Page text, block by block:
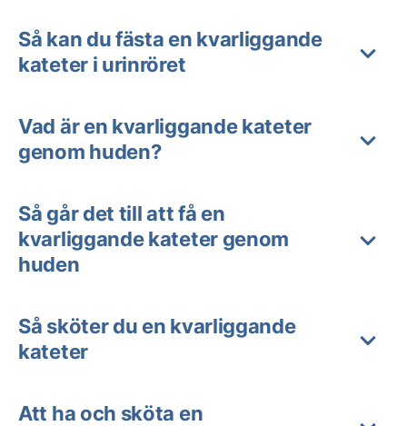
Så kan du fästa en kvarliggande
kateter i urinröret
Vad är en kvarliggande kateter
genom huden?
Så går det till att få en
kvarliggande kateter genom
huden
Så sköter du en kvarliggande
kateter
Att ha och sköta en